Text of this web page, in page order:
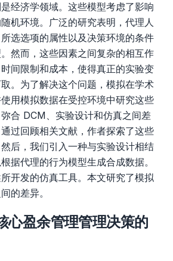
经济学领域。这些模型考虑了影响
机环境。广泛的研究表明，代理人
选选项的属性以及决策环境的条件
然而，这些因素之间复杂的相互作
间限制和成本，使得真正的实验变
。为了解决这个问题，模拟在学术
用模拟数据在受控环境中研究这些
合 DCM、实验设计和仿真之间差
过回顾相关文献，作者探索了这些
后，我们引入一种与实验设计相结
据代理的行为模型生成合成数据。
开发的仿真工具。本文研究了模拟
的差异。
心盈余管理管理决策的